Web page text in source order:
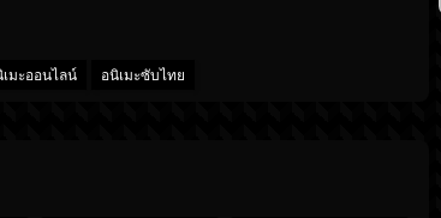
มะออนไลน์ อนิเมะซับไทย